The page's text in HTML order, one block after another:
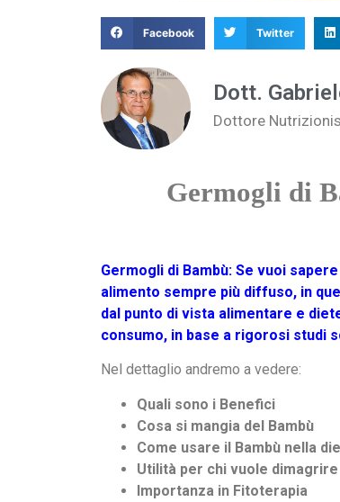
Facebook Twitter
Dott.
Dottore
Germogli di
Germogli di Bambù: Se vuoi
alimento sempre più diffuso, in
dal punto di vista alimentare e
consumo, in base a rigorosi studi
Nel dettaglio andremo a vedere:
Quali sono i Benefici
Cosa si mangia del Bambù
Come usare il Bambù nella
Utilità per chi vuole dimagrire
Importanza in Fitoterapia